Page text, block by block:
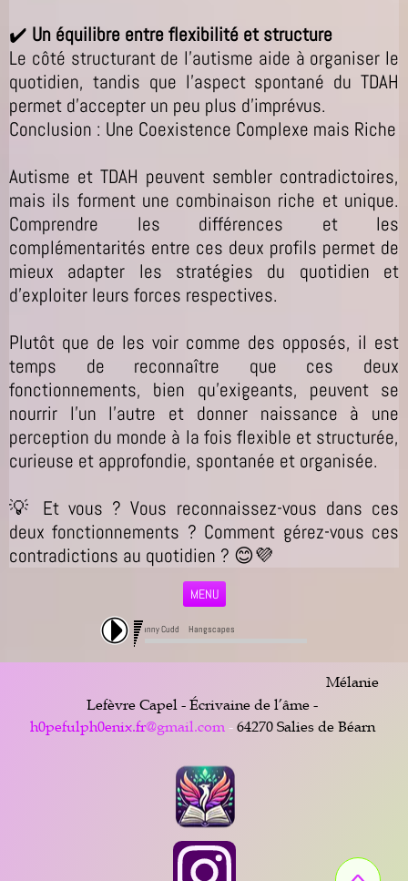
✔️ Un équilibre entre flexibilité et structure
Le côté structurant de l’autisme aide à organiser le
quotidien, tandis que l’aspect spontané du TDAH
permet d’accepter un peu plus d’imprévus.
Conclusion : Une Coexistence Complexe mais Riche
Autisme et TDAH peuvent sembler contradictoires,
mais ils forment une combinaison riche et unique.
Comprendre les différences et les
complémentarités entre ces deux profils permet de
mieux adapter les stratégies du quotidien et
d’exploiter leurs forces respectives.
Plutôt que de les voir comme des opposés, il est
temps de reconnaître que ces deux
fonctionnements, bien qu’exigeants, peuvent se
nourrir l’un l’autre et donner naissance à une
perception du monde à la fois flexible et structurée,
curieuse et approfondie, spontanée et organisée.
💡 Et vous ? Vous reconnaissez-vous dans ces
deux fonctionnements ? Comment gérez-vous ces
contradictions au quotidien ? 😊💜
MENU
Danny Cudd  Hangscapes 3 
Mélanie
Lefèvre Capel - Écrivaine de l’âme -
h0pefulph0enix.fr@gmail.com -64270 Salies de Béarn